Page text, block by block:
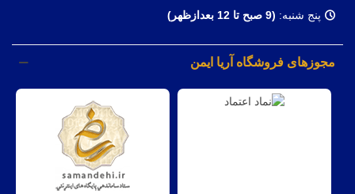
پنج شنبه: (9 صبح تا 12 بعدازظهر)
مجوزهای فروشگاه آریا ایمن